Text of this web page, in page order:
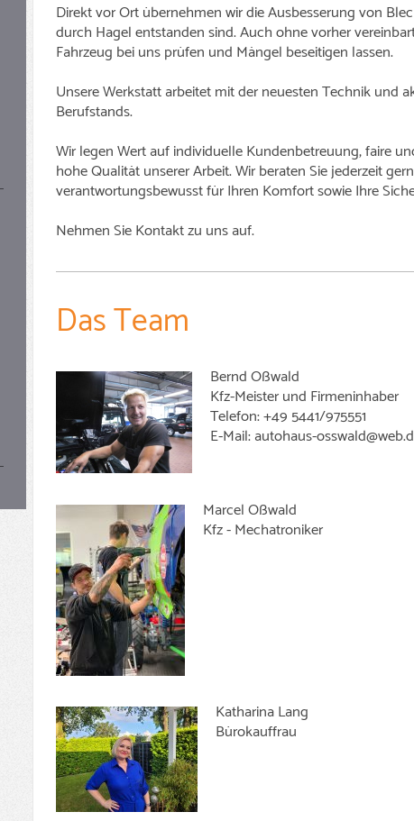
Direkt vor Ort übernehmen wir die Ausbesserung von
durch Hagel entstanden sind. Auch ohne vorher
Fahrzeug bei uns prüfen und Mängel beseitigen lassen.
Unsere Werkstatt arbeitet mit der neuesten Technik und
Berufstands.
Wir legen Wert auf individuelle Kundenbetreuung, faire
hohe Qualität unserer Arbeit. Wir beraten Sie jederzeit
verantwortungsbewusst für Ihren Komfort sowie Ihre
Nehmen Sie Kontakt zu uns auf.
Das Team
Bernd Oßwald
Kfz-Meister und Firmeninhaber
Telefon: +49 5441/975551
E-Mail: autohaus-
Marcel Oßwald
Kfz - Mechatroniker
Katharina Lang
Bürokauffrau